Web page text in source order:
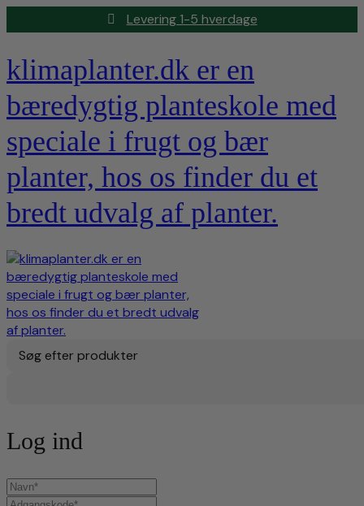
Levering 1-5 hverdage
klimaplanter.dk er en
bæredygtig planteskole med
speciale i frugt og bær
planter, hos os finder du et
bredt udvalg af planter.
Søg efter produkter
Log ind